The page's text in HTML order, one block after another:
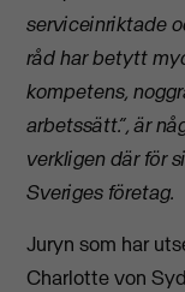
serviceinriktade
råd har betytt
kompetens,
arbetssätt.”, är
verkligen där för
Sveriges företag.
Juryn som har
Charlotte von